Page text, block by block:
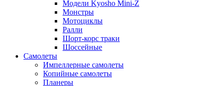
Модели Kyosho Mini-Z
Монстры
Мотоциклы
Ралли
Шорт-корс траки
Шоссейные
Самолеты
Импеллерные самолеты
Копийные самолеты
Планеры